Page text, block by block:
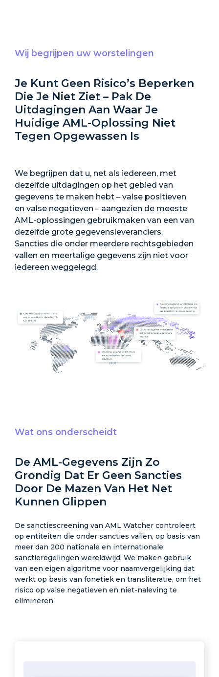
Wij begrijpen uw worstelingen
Je Kunt Geen Risico’s Beperken
Die Je Niet Ziet – Pak De
Uitdagingen Aan Waar Je
Huidige AML-Oplossing Niet
Tegen Opgewassen Is
We begrijpen dat u, net als iedereen, met
dezelfde uitdagingen op het gebied van
gegevens te maken hebt – valse positieven
en valse negatieven – aangezien de meeste
AML-oplossingen gebruikmaken van een van
dezelfde grote gegevensleveranciers.
Sancties die onder meerdere rechtsgebieden
vallen en meertalige gegevens zijn niet voor
iedereen weggelegd.
Wat ons onderscheidt
De AML-Gegevens Zijn Zo
Grondig Dat Er Geen Sancties
Door De Mazen Van Het Net
Kunnen Glippen
De sanctiescreening van AML Watcher controleert
op entiteiten die onder sancties vallen, op basis van
meer dan 200 nationale en internationale
sanctieregelingen wereldwijd. We maken gebruik
van een eigen algoritme voor naamvergelijking dat
werkt op basis van fonetiek en transliteratie, om het
risico op valse negatieven en niet-naleving te
elimineren.